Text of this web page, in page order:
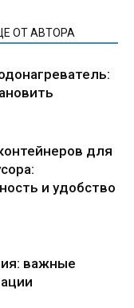
ОТ АВТОРА
для
и удобство
важные